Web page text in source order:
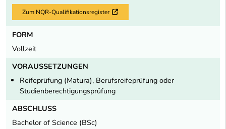
Zum NQR-Qualifikationsregister Externer Link
FORM
Vollzeit
VORAUSSETZUNGEN
Reifeprüfung (Matura), Berufsreifeprüfung oder
Studienberechtigungsprüfung
ABSCHLUSS
Bachelor of Science (BSc)